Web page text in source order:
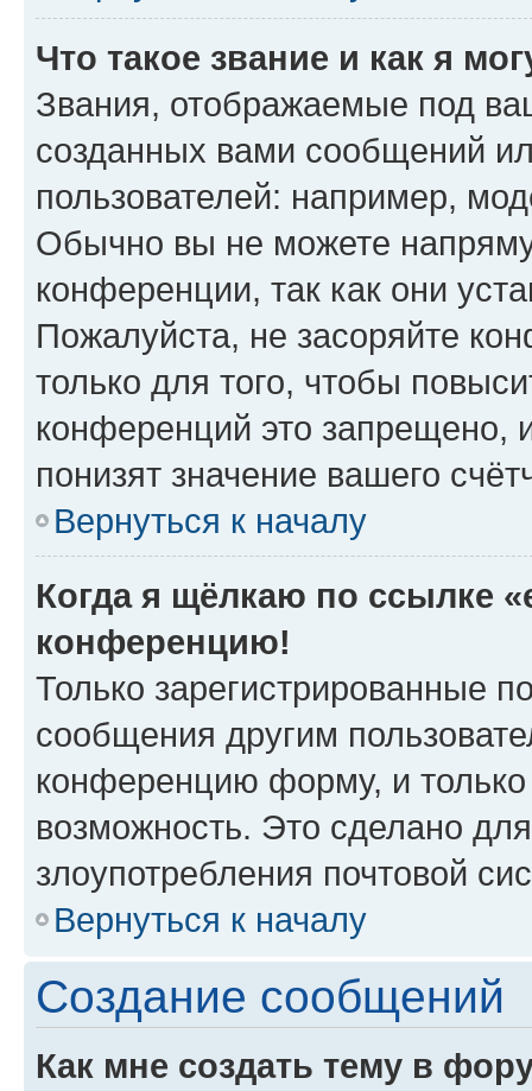
Что такое звание и как я
Звания, отображаемые под
созданных вами сообщений
пользователей: например,
Обычно вы не можете
конференции, так как они
Пожалуйста, не засоряйте
только для того, чтобы
конференций это запрещено,
понизят значение вашего
Вернуться к началу
Когда я щёлкаю по ссылке
конференцию!
Только зарегистрированные
сообщения другим
конференцию форму, и
возможность. Это сделано
злоупотребления почтовой
Вернуться к началу
Создание сообщений
Как мне создать тему в